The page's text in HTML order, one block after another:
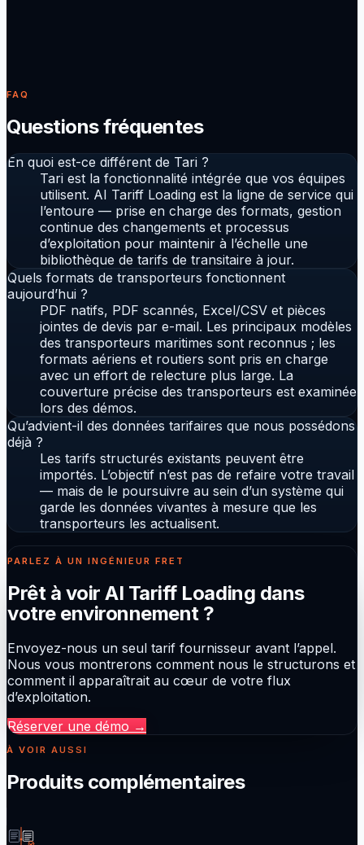
FAQ
Questions fréquentes
En quoi est-ce différent de Tari ?
Tari est la fonctionnalité intégrée que vos équipes
utilisent. AI Tariff Loading est la ligne de service qui
l’entoure — prise en charge des formats, gestion
continue des changements et processus
d’exploitation pour maintenir à l’échelle une
bibliothèque de tarifs de transitaire à jour.
Quels formats de transporteurs fonctionnent
aujourd’hui ?
PDF natifs, PDF scannés, Excel/CSV et pièces
jointes de devis par e-mail. Les principaux modèles
des transporteurs maritimes sont reconnus ; les
formats aériens et routiers sont pris en charge
avec un effort de relecture plus large. La
couverture précise des transporteurs est examinée
lors des démos.
Qu’advient-il des données tarifaires que nous possédons
déjà ?
Les tarifs structurés existants peuvent être
importés. L’objectif n’est pas de refaire votre travail
— mais de le poursuivre au sein d’un système qui
garde les données vivantes à mesure que les
transporteurs les actualisent.
PARLEZ À UN INGÉNIEUR FRET
Prêt à voir AI Tariff Loading dans
votre environnement ?
Envoyez-nous un seul tarif fournisseur avant l’appel.
Nous vous montrerons comment nous le structurons et
comment il apparaîtrait au cœur de votre flux
d’exploitation.
Réserver une démo →
À VOIR AUSSI
Produits complémentaires